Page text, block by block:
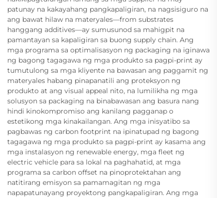
patunay na kakayahang pangkapaligiran, na nagsisiguro na
ang bawat hilaw na materyales—from substrates
hanggang additives—ay sumusunod sa mahigpit na
pamantayan sa kapaligiran sa buong supply chain. Ang
mga programa sa optimalisasyon ng packaging na iginawa
ng bagong tagagawa ng mga produkto sa pagpi-print ay
tumutulong sa mga kliyente na bawasan ang paggamit ng
materyales habang pinapanatili ang proteksyon ng
produkto at ang visual appeal nito, na lumilikha ng mga
solusyon sa packaging na binabawasan ang basura nang
hindi kinokompromiso ang kanilang pagganap o
estetikong mga kinakailangan. Ang mga inisyatibo sa
pagbawas ng carbon footprint na ipinatupad ng bagong
tagagawa ng mga produkto sa pagpi-print ay kasama ang
mga instalasyon ng renewable energy, mga fleet ng
electric vehicle para sa lokal na paghahatid, at mga
programa sa carbon offset na pinoprotektahan ang
natitirang emisyon sa pamamagitan ng mga
napapatunayang proyektong pangkapaligiran. Ang mga